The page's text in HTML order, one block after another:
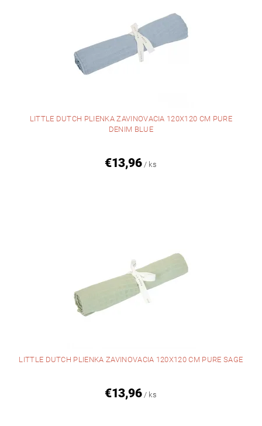
LITTLE DUTCH PLIENKA ZAVINOVACIA 120X120 CM PURE
DENIM BLUE
€13,96 / ks
LITTLE DUTCH PLIENKA ZAVINOVACIA 120X120 CM PURE SAGE
€13,96 / ks